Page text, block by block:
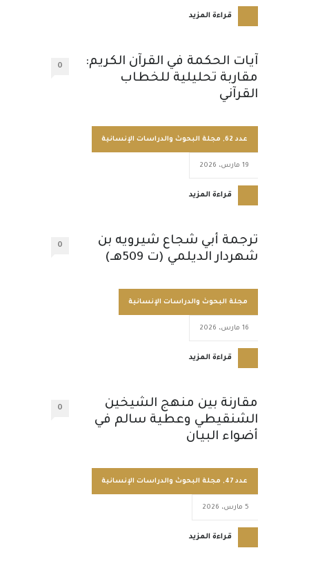
قراءة المزيد
آيات الحكمة في القرآن الكريم:
مقاربة تحليلية للخطاب
القرآني
0
عدد 62 , مجلة البحوث والدراسات الإنسانية
19 مارس، 2026
قراءة المزيد
ترجمة أبي شجاع شيرويه بن
شهردار الديلمي (ت 509هـ)
0
مجلة البحوث والدراسات الإنسانية
16 مارس، 2026
قراءة المزيد
مقارنة بين منهج الشيخين
الشنقيطي وعطية سالم في
أضواء البيان
0
عدد 47 , مجلة البحوث والدراسات الإنسانية
5 مارس، 2026
قراءة المزيد